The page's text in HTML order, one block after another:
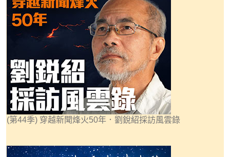
(第44季) 穿越新聞烽火50年．劉銳紹採訪風雲錄